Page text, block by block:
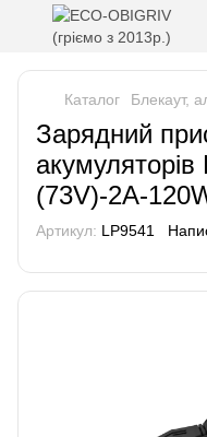
Каталог Блекаут,
Зарядний
(73V)-2A-
Артикул: LP9541